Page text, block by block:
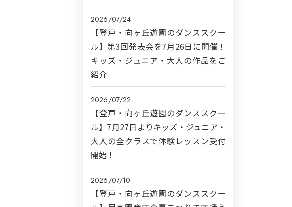
2026/07/24
【登戸・向ヶ丘遊園のダンススクー
ル】第3回発表会を7月26日に開催！
キッズ・ジュニア・大人の作品をご
紹介
2026/07/22
【登戸・向ヶ丘遊園のダンススクー
ル】7月27日よりキッズ・ジュニア・
大人の全クラスで体験レッスン受付
開始！
2026/07/10
【登戸・向ヶ丘遊園のダンススクー